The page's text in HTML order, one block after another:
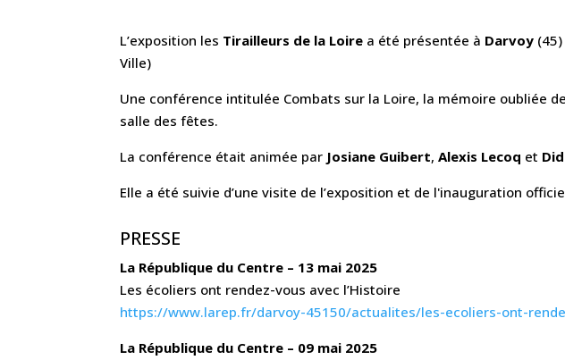
L’exposition les Tirailleurs de la Loire a été présentée à Darvoy
Ville)
Une conférence intitulée Combats sur la Loire, la mémoire oubliée
salle des fêtes.
La conférence était animée par Josiane Guibert,Alexis Lecoq et
Elle a été suivie d’une visite de l’exposition et de l'inauguration
PRESSE
La République du Centre – 13 mai 2025
Les écoliers ont rendez-vous avec l’Histoire
https://www.larep.fr/darvoy-45150/actualites/les-ecoliers-ont-
La République du Centre – 09 mai 2025